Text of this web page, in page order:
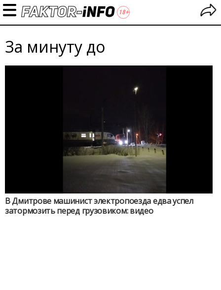
За минуту до
В Дмитрове машинист электропоезда едва успел
затормозить перед грузовиком: видео